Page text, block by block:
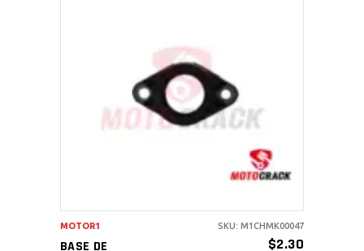
AÑADIR AL CARRITO
BASE DE
$2.30
MOTOR1 SKU: M1CHMK00047